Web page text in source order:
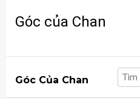
content
Góc của Chan
Góc Của Chan